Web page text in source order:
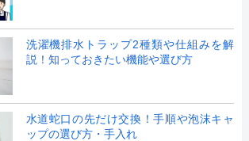
洗濯機排水トラップ2種類や仕組みを解
説！知っておきたい機能や選び方
水道蛇口の先だけ交換！手順や泡沫キャ
ップの選び方・手入れ